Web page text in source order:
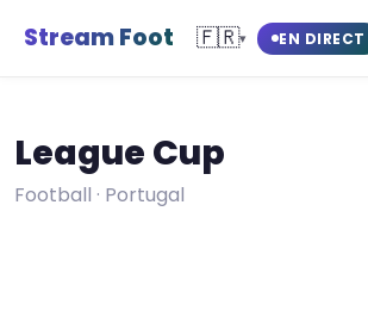
Stream Foot 🇫🇷▾ EN DIRECT
League Cup
Football · Portugal